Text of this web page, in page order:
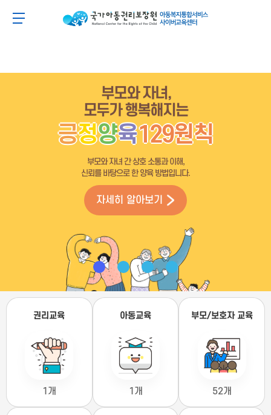
기
기
메뉴 버튼
아동이 행복한 세상 아동권리보장원 아동복지통합
부모와 자녀,
모두가 행복해지는
긍정양육129원칙
부모와 자녀 간 상호 소통과 이해,
신뢰를 바탕으로 한 양육 방법입니다.
자세히 알아보기
권리교육
1개
아동교육
1개
부모/보호자 교육
52개